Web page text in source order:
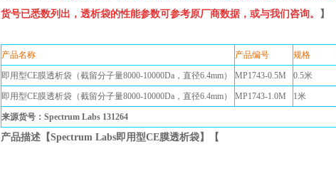
货号已悉数列出，透析袋的性能参数可参考原厂商数据，或与我们咨询。
】
产品名称 产品编号 规格
即用型CE膜透析袋（截留分子量8000-10000Da，直径6.4mm） MP1743-0.5M 0.5米
即用型CE膜透析袋（截留分子量8000-10000Da，直径6.4mm） MP1743-1.0M 1米
来源货号：Spectrum Labs 131264
产品描述【Spectrum Labs即用型CE膜透析袋】【